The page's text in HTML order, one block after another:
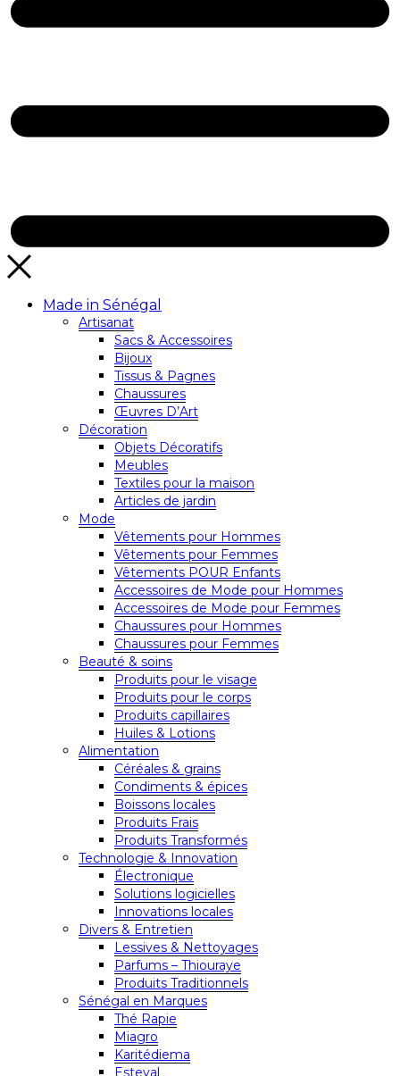
Made in Sénégal
Artisanat
Sacs & Accessoires
Bijoux
Tissus & Pagnes
Chaussures
Œuvres D’Art
Décoration
Objets Décoratifs
Meubles
Textiles pour la maison
Articles de jardin
Mode
Vêtements pour Hommes
Vêtements pour Femmes
Vêtements POUR Enfants
Accessoires de Mode pour Hommes
Accessoires de Mode pour Femmes
Chaussures pour Hommes
Chaussures pour Femmes
Beauté & soins
Produits pour le visage
Produits pour le corps
Produits capillaires
Huiles & Lotions
Alimentation
Céréales & grains
Condiments & épices
Boissons locales
Produits Frais
Produits Transformés
Technologie & Innovation
Électronique
Solutions logicielles
Innovations locales
Divers & Entretien
Lessives & Nettoyages
Parfums – Thiouraye
Produits Traditionnels
Sénégal en Marques
Thé Rapie
Miagro
Karitédiema
Esteval